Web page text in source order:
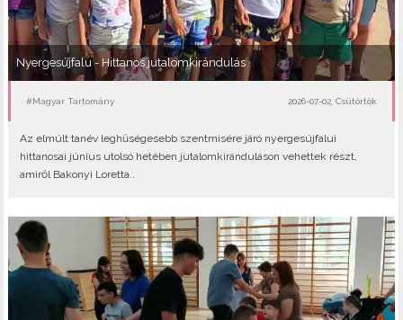
Nyergesújfalu - Hittanos jutalomkirándulás
#Magyar Tartomány 2026-07-02, Csütörtök
Az elmúlt tanév leghűségesebb szentmisére járó nyergesújfalui
hittanosai június utolsó hetében jutalomkiránduláson vehettek részt,
amiről Bakonyi Loretta..